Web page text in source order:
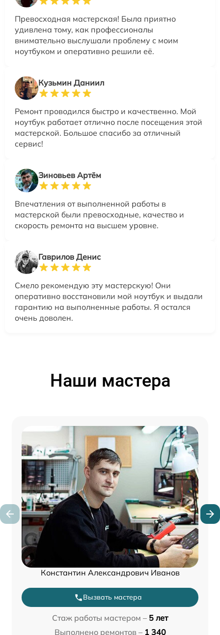
Превосходная мастерская! Была приятно
удивлена тому, как профессионалы
внимательно выслушали проблему с моим
ноутбуком и оперативно решили её.
Кузьмин Даниил
Ремонт проводился быстро и качественно. Мой
ноутбук работает отлично после посещения этой
мастерской. Большое спасибо за отличный
сервис!
Зиновьев Артём
Впечатления от выполненной работы в
мастерской были превосходные, качество и
скорость ремонта на высшем уровне.
Гаврилов Денис
Смело рекомендую эту мастерскую! Они
оперативно восстановили мой ноутбук и выдали
гарантию на выполненные работы. Я остался
очень доволен.
Наши мастера
Константин Александрович Иванов
Вызвать мастера
Стаж работы мастером – 5 лет
Выполнено ремонтов – 1 340